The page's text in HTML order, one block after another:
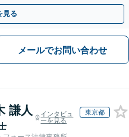
・夜間面談可】
見る
メールでお問い合わせ
謙人
インタビュ
ーを見る
東京都